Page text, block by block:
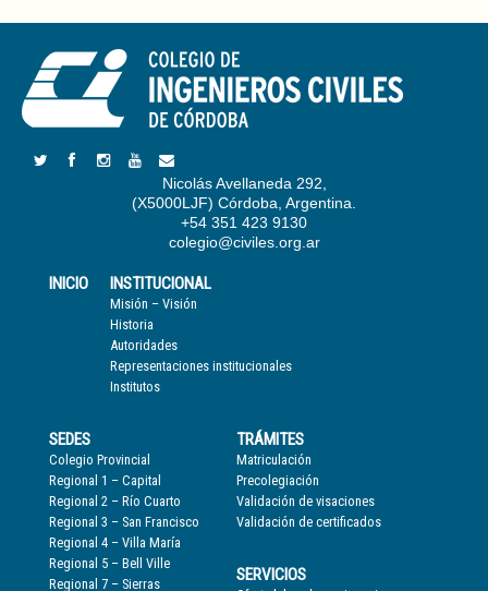
Nicolás Avellaneda 292,
(X5000LJF) Córdoba, Argentina.
+54 351 423 9130
colegio@civiles.org.ar
INICIO INSTITUCIONAL
Misión – Visión
Historia
Autoridades
Representaciones institucionales
Institutos
SEDES
Colegio Provincial
Regional 1 – Capital
Regional 2 – Río Cuarto
Regional 3 – San Francisco
Regional 4 – Villa María
Regional 5 – Bell Ville
Regional 7 – Sierras
TRÁMITES
Matriculación
Precolegiación
Validación de visaciones
Validación de certificados
SERVICIOS